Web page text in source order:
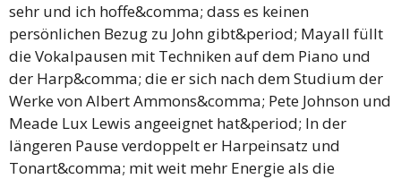
sehr und ich hoffe&comma; dass es keinen
persönlichen Bezug zu John gibt&period; Mayall füllt
die Vokalpausen mit Techniken auf dem Piano und
der Harp&comma; die er sich nach dem Studium der
Werke von Albert Ammons&comma; Pete Johnson und
Meade Lux Lewis angeeignet hat&period; In der
längeren Pause verdoppelt er Harpeinsatz und
Tonart&comma; mit weit mehr Energie als die